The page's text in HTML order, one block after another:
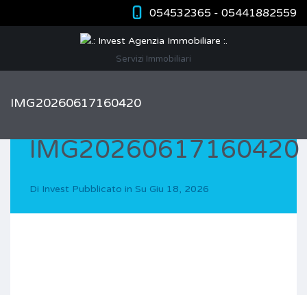
054532365 - 05441882559
Servizi Immobiliari
IMG20260617160420
IMG20260617160420
Di Invest Pubblicato in Su Giu 18, 2026